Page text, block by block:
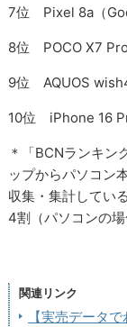
7位 Pixel 8a（
8位 POCO X7 Pro
9位 AQUOS
10位 iPhone 16
＊「BCNランキン
ップからパソコン
収集・集計してい
4割（パソコンの場
関連リンク
【実売データ